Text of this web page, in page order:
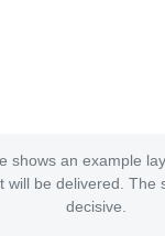
shows an example
will be delivered. The
decisive.